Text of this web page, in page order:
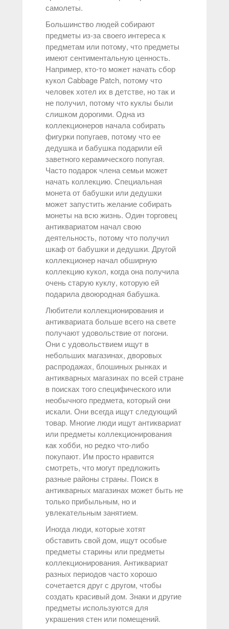
самолеты.
Большинство людей собирают
предметы из-за своего интереса к
предметам или потому, что предметы
имеют сентиментальную ценность.
Например, кто-то может начать сбор
кукол Cabbage Patch, потому что
человек хотел их в детстве, но так и
не получил, потому что куклы были
слишком дорогими. Одна из
коллекционеров начала собирать
фигурки попугаев, потому что ее
дедушка и бабушка подарили ей
заветного керамического попугая.
Часто подарок члена семьи может
начать коллекцию. Специальная
монета от бабушки или дедушки
может запустить желание собирать
монеты на всю жизнь. Один торговец
антиквариатом начал свою
деятельность, потому что получил
шкаф от бабушки и дедушки. Другой
коллекционер начал обширную
коллекцию кукол, когда она получила
очень старую куклу, которую ей
подарила двоюродная бабушка.
Любители коллекционирования и
антиквариата больше всего на свете
получают удовольствие от погони.
Они с удовольствием ищут в
небольших магазинах, дворовых
распродажах, блошиных рынках и
антикварных магазинах по всей стране
в поисках того специфического или
необычного предмета, который они
искали. Они всегда ищут следующий
товар. Многие люди ищут антиквариат
или предметы коллекционирования
как хобби, но редко что-либо
покупают. Им просто нравится
смотреть, что могут предложить
разные районы страны. Поиск в
антикварных магазинах может быть не
только прибыльным, но и
увлекательным занятием.
Иногда люди, которые хотят
обставить свой дом, ищут особые
предметы старины или предметы
коллекционирования. Антиквариат
разных периодов часто хорошо
сочетается друг с другом, чтобы
создать красивый дом. Знаки и другие
предметы используются для
украшения стен или помещений.